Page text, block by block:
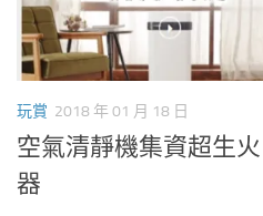
玩賞 2018 年 01 月 18 日
空氣清靜機集資超生
器